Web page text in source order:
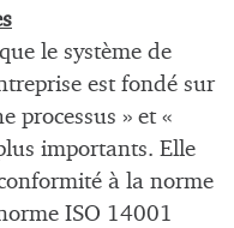
le système de
est fondé sur
processus » et «
importants. Elle
à la norme
ISO 14001